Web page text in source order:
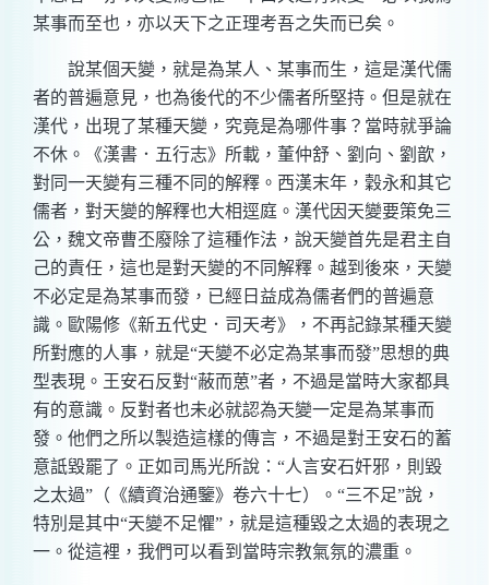
某事而至也，亦以天下之正理考吾之失而已矣。
說某個天變，就是為某人、某事而生，這是漢代儒
者的普遍意見，也為後代的不少儒者所堅持。但是就在
漢代，出現了某種天變，究竟是為哪件事？當時就爭論
不休。《漢書．五行志》所載，董仲舒、劉向、劉歆，
對同一天變有三種不同的解釋。西漢末年，穀永和其它
儒者，對天變的解釋也大相逕庭。漢代因天變要策免三
公，魏文帝曹丕廢除了這種作法，說天變首先是君主自
己的責任，這也是對天變的不同解釋。越到後來，天變
不必定是為某事而發，已經日益成為儒者們的普遍意
識。歐陽修《新五代史．司天考》，不再記錄某種天變
所對應的人事，就是“天變不必定為某事而發”思想的典
型表現。王安石反對“蔽而葸”者，不過是當時大家都具
有的意識。反對者也未必就認為天變一定是為某事而
發。他們之所以製造這樣的傳言，不過是對王安石的蓄
意詆毀罷了。正如司馬光所說：“人言安石奸邪，則毀
之太過”（《續資治通鑒》卷六十七）。“三不足”說，
特別是其中“天變不足懼”，就是這種毀之太過的表現之
一。從這裡，我們可以看到當時宗教氣氛的濃重。